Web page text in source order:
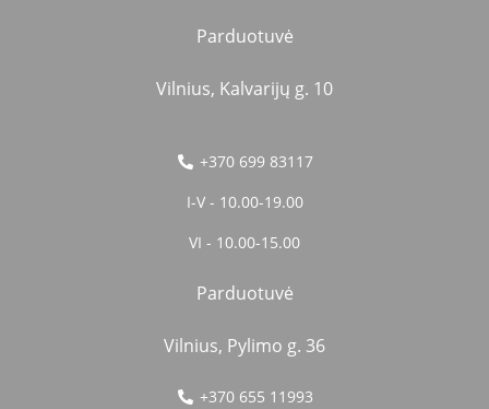
Parduotuvė
Vilnius, Kalvarijų g. 10
+370 699 83117
I-V - 10.00-19.00
VI - 10.00-15.00
Parduotuvė
Vilnius, Pylimo g. 36
+370 655 11993